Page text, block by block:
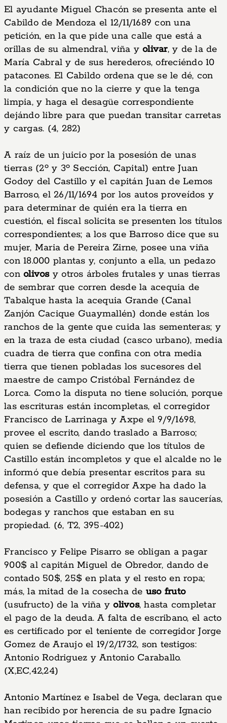
El ayudante Miguel Chacón se presenta ante el
Cabildo de Mendoza el 12/11/1689 con una
petición, en la que pide una calle que está a
orillas de su almendral, viña y olivar, y de la de
María Cabral y de sus herederos, ofreciéndo 10
patacones. El Cabildo ordena que se le dé, con
la condición que no la cierre y que la tenga
limpia, y haga el desagüe correspondiente
dejándo libre para que puedan transitar carretas
y cargas. (4, 282)
A raíz de un juicio por la posesión de unas
tierras (2º y 3º Sección, Capital) entre Juan
Godoy del Castillo y el capitán Juan de Lemos
Barroso, el 26/11/1694 por los autos proveídos y
para determinar de quién era la tierra en
cuestión, el fiscal solicita se presenten los títulos
correspondientes; a los que Barroso dice que su
mujer, Maria de Pereira Zirne, posee una viña
con 18.000 plantas y, conjunto a ella, un pedazo
con olivosy otros árboles frutales y unas tierras
de sembrar que corren desde la acequia de
Tabalque hasta la acequia Grande (Canal
Zanjón Cacique Guaymallén) donde están los
ranchos de la gente que cuida las sementeras; y
en la traza de esta ciudad (casco urbano), media
cuadra de tierra que confina con otra media
tierra que tienen pobladas los sucesores del
maestre de campo Cristóbal Fernández de
Lorca. Como la disputa no tiene solución, porque
las escrituras están incompletas, el corregidor
Francisco de Larrinaga y Axpe el 9/9/1698,
provee el escrito, dando traslado a Barroso;
quien se defiende diciendo que los títulos de
Castillo están incompletos y que el alcalde no le
informó que debía presentar escritos para su
defensa, y que el corregidor Axpe ha dado la
posesión a Castillo y ordenó cortar las saucerías,
bodegas y ranchos que estaban en su
propiedad. (6, T2, 395-402)
Francisco y Felipe Pisarro se obligan a pagar
900$ al capitán Miguel de Obredor, dando de
contado 50$, 25$ en plata y el resto en ropa;
más, la mitad de la cosecha de uso fruto
(usufructo) de la viña yolivos, hasta completar
el pago de la deuda. A falta de escribano, el acto
es certificado por el teniente de corregidor Jorge
Gomez de Araujo el 19/2/1732, son testigos:
Antonio Rodriguez y Antonio Caraballo.
(X,EC,42,24)
Antonio Martínez e Isabel de Vega, declaran que
han recibido por herencia de su padre Ignacio